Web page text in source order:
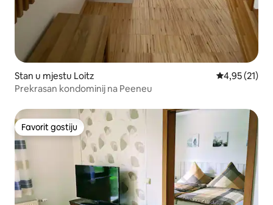
Stan u mjestu Loitz Prosječna
4,95 (21)
Prekrasan kondominij na Peeneu
Favorit gostiju
Favorit gostiju